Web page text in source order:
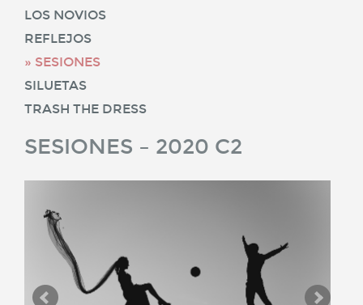
LOS NOVIOS
REFLEJOS
SESIONES
SILUETAS
TRASH THE DRESS
SESIONES – 2020 C2